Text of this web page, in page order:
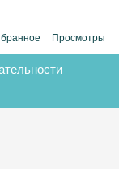
Просмотры